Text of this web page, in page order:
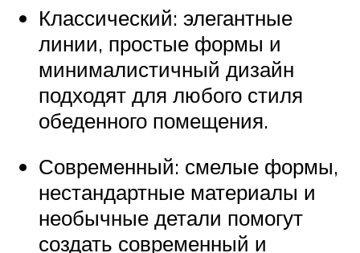
Классический: элегантные
линии, простые формы и
минималистичный дизайн
подходят для любого стиля
обеденного помещения.
Современный: смелые формы,
нестандартные материалы и
необычные детали помогут
создать современный и